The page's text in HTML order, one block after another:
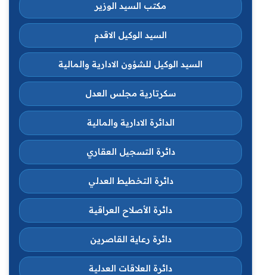
مكتب السيد الوزير
السيد الوكيل الاقدم
السيد الوكيل للشؤون الادارية والمالية
سكرتارية مجلس العدل
الدائرة الادارية والمالية
دائرة التسجيل العقاري
دائرة التخطيط العدلي
دائرة الأصلاح العراقية
دائرة رعاية القاصرين
دائرة العلاقات العدلية